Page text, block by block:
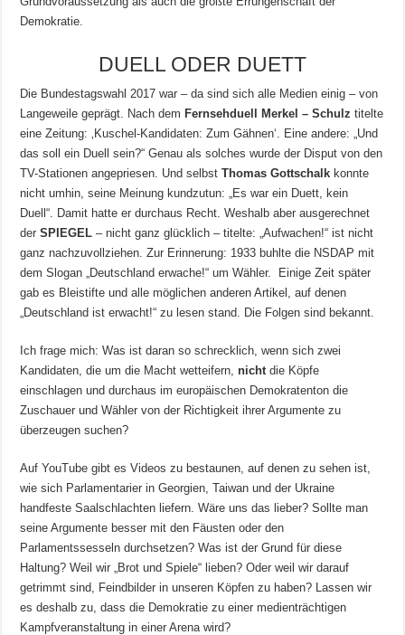
Demokratie.
DUELL ODER DUETT
Die Bundestagswahl 2017 war – da sind sich alle Medien einig – von
Langeweile geprägt. Nach demFernsehduell Merkel – Schulz titelte
eine Zeitung: ‚Kuschel-Kandidaten: Zum Gähnen‘. Eine andere: „Und
das soll ein Duell sein?“ Genau als solches wurde der Disput von den
TV-Stationen angepriesen. Und selbstThomas Gottschalk konnte
nicht umhin, seine Meinung kundzutun: „Es war ein Duett, kein
Duell“. Damit hatte er durchaus Recht. Weshalb aber ausgerechnet
derSPIEGEL – nicht ganz glücklich – titelte: „Aufwachen!“ ist nicht
ganz nachzuvollziehen. Zur Erinnerung: 1933 buhlte die NSDAP mit
dem Slogan „Deutschland erwache!“ um Wähler. Einige Zeit später
gab es Bleistifte und alle möglichen anderen Artikel, auf denen
„Deutschland ist erwacht!“ zu lesen stand. Die Folgen sind bekannt.
Ich frage mich: Was ist daran so schrecklich, wenn sich zwei
Kandidaten, die um die Macht wetteifern,nicht die Köpfe
einschlagen und durchaus im europäischen Demokratenton die
Zuschauer und Wähler von der Richtigkeit ihrer Argumente zu
überzeugen suchen?
Auf YouTube gibt es Videos zu bestaunen, auf denen zu sehen ist,
wie sich Parlamentarier in Georgien, Taiwan und der Ukraine
handfeste Saalschlachten liefern. Wäre uns das lieber? Sollte man
seine Argumente besser mit den Fäusten oder den
Parlamentssesseln durchsetzen? Was ist der Grund für diese
Haltung? Weil wir „Brot und Spiele“ lieben? Oder weil wir darauf
getrimmt sind, Feindbilder in unseren Köpfen zu haben? Lassen wir
es deshalb zu, dass die Demokratie zu einer medienträchtigen
Kampfveranstaltung in einer Arena wird?